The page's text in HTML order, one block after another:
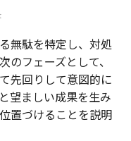
無駄を特定し、対処
のフェーズとして、
先回りして意図的に
望ましい成果を生み
置づけることを説明